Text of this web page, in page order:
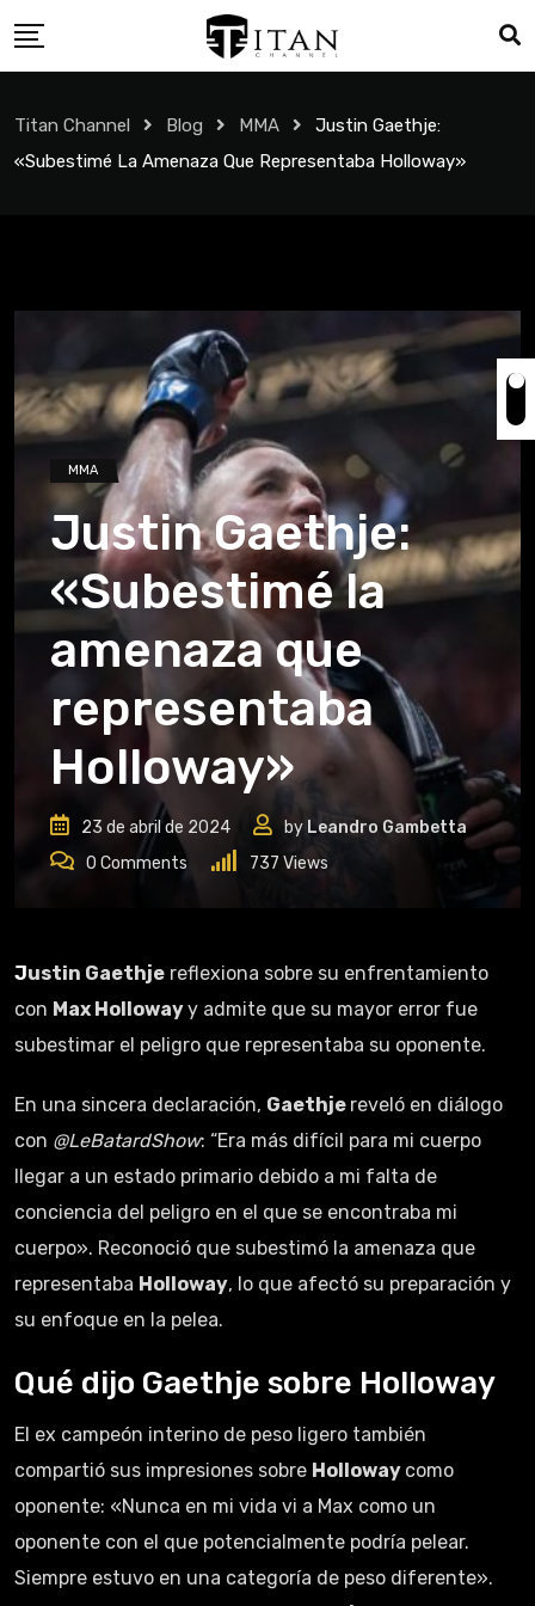
Titan Channel Blog MMA
Justin Gaethje:
«Subestimé La Amenaza Que Representaba Holloway»
MMA
Justin Gaethje:
«Subestimé la
amenaza que
representaba
Holloway»
23 de abril de 2024 by Leandro Gambetta
0 Comments 737 Views
Justin Gaethje reflexiona sobre su enfrentamiento
con Max Hollowayy admite que su mayor error fue
subestimar el peligro que representaba su oponente.
En una sincera declaración, Gaethje reveló en diálogo
con @LeBatardShow: “Era más difícil para mi cuerpo
llegar a un estado primario debido a mi falta de
conciencia del peligro en el que se encontraba mi
cuerpo». Reconoció que subestimó la amenaza que
representaba Holloway, lo que afectó su preparación y
su enfoque en la pelea.
Qué dijo Gaethje sobre Holloway
El ex campeón interino de peso ligero también
compartió sus impresiones sobre Holloway como
oponente: «Nunca en mi vida vi a Max como un
oponente con el que potencialmente podría pelear.
Siempre estuvo en una categoría de peso diferente».